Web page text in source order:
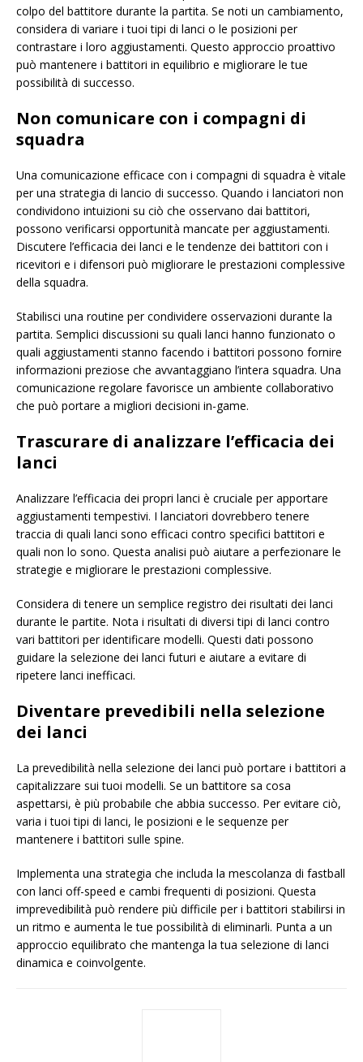
colpo del battitore durante la partita. Se noti un cambiamento,
considera di variare i tuoi tipi di lanci o le posizioni per
contrastare i loro aggiustamenti. Questo approccio proattivo
può mantenere i battitori in equilibrio e migliorare le tue
possibilità di successo.
Non comunicare con i compagni di
squadra
Una comunicazione efficace con i compagni di squadra è vitale
per una strategia di lancio di successo. Quando i lanciatori non
condividono intuizioni su ciò che osservano dai battitori,
possono verificarsi opportunità mancate per aggiustamenti.
Discutere l’efficacia dei lanci e le tendenze dei battitori con i
ricevitori e i difensori può migliorare le prestazioni complessive
della squadra.
Stabilisci una routine per condividere osservazioni durante la
partita. Semplici discussioni su quali lanci hanno funzionato o
quali aggiustamenti stanno facendo i battitori possono fornire
informazioni preziose che avvantaggiano l’intera squadra. Una
comunicazione regolare favorisce un ambiente collaborativo
che può portare a migliori decisioni in-game.
Trascurare di analizzare l’efficacia dei
lanci
Analizzare l’efficacia dei propri lanci è cruciale per apportare
aggiustamenti tempestivi. I lanciatori dovrebbero tenere
traccia di quali lanci sono efficaci contro specifici battitori e
quali non lo sono. Questa analisi può aiutare a perfezionare le
strategie e migliorare le prestazioni complessive.
Considera di tenere un semplice registro dei risultati dei lanci
durante le partite. Nota i risultati di diversi tipi di lanci contro
vari battitori per identificare modelli. Questi dati possono
guidare la selezione dei lanci futuri e aiutare a evitare di
ripetere lanci inefficaci.
Diventare prevedibili nella selezione
dei lanci
La prevedibilità nella selezione dei lanci può portare i battitori a
capitalizzare sui tuoi modelli. Se un battitore sa cosa
aspettarsi, è più probabile che abbia successo. Per evitare ciò,
varia i tuoi tipi di lanci, le posizioni e le sequenze per
mantenere i battitori sulle spine.
Implementa una strategia che includa la mescolanza di fastball
con lanci off-speed e cambi frequenti di posizioni. Questa
imprevedibilità può rendere più difficile per i battitori stabilirsi in
un ritmo e aumenta le tue possibilità di eliminarli. Punta a un
approccio equilibrato che mantenga la tua selezione di lanci
dinamica e coinvolgente.